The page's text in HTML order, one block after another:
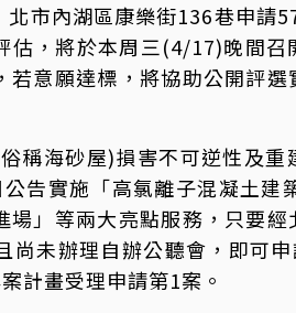
市內湖區康樂街136巷申請
估，將於本周三(4/17)晚間
若意願達標，將協助公開評
稱海砂屋)損害不可逆性及
告實施「高氯離子混凝土
場」等兩大亮點服務，只要
尚未辦理自辦公聽會，即可
計畫受理申請第1案。